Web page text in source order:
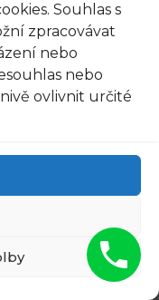
Souhlas s
zpracovávat
nebo
nebo
ovlivnit určité
Při
jako jsou
venkovní
auta
lepší
nebo že
vaším
vozidla: